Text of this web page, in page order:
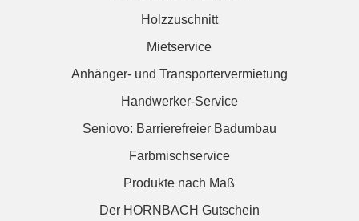
Holzzuschnitt
Mietservice
Anhänger- und Transportervermietung
Handwerker-Service
Seniovo: Barrierefreier Badumbau
Farbmischservice
Produkte nach Maß
Der HORNBACH Gutschein